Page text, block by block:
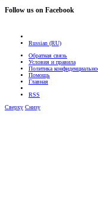
Follow us on Facebook
Russian (RU)
Обратная связь
Условия и правила
Политика
Помощь
Главная
RSS
Сверху Снизу